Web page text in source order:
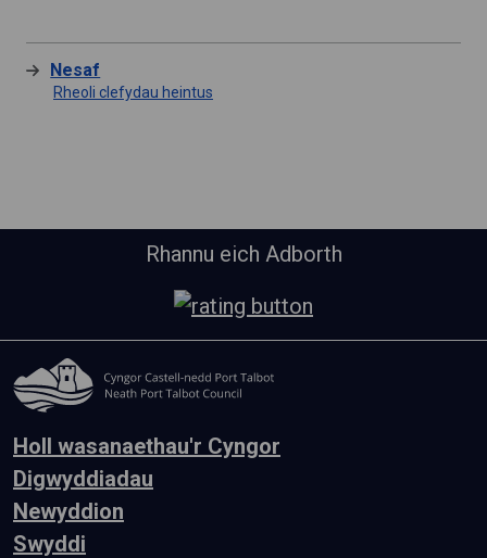
Nesaf
Rheoli clefydau heintus
Rhannu eich Adborth
Holl wasanaethau'r Cyngor
Digwyddiadau
Newyddion
Swyddi